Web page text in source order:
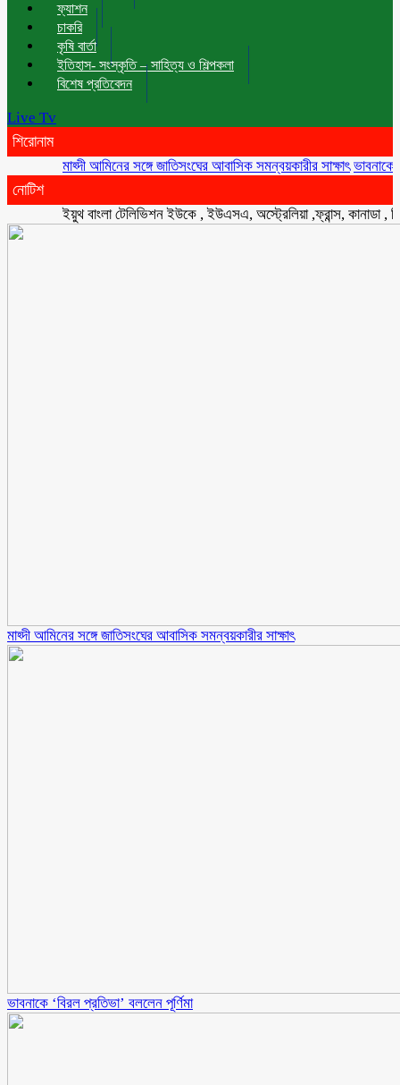
ফ্যাশন
চাকরি
কৃষি বার্তা
ইতিহাস- সংস্কৃতি – সাহিত্য ও শিল্পকলা
বিশেষ প্রতিবেদন
Live Tv
শিরোনাম
মাহ্দী আমিনের সঙ্গে জাতিসংঘের আবাসিক সমন্বয়কারীর সাক্ষাৎ ভাবনাকে ‘বিরল
নোটিশ
ইয়ুথ বাংলা টেলিভিশন ইউকে , ইউএসএ, অস্ট্রেলিয়া ,ফ্রান্স, কানাডা ,
মাহ্দী আমিনের সঙ্গে জাতিসংঘের আবাসিক সমন্বয়কারীর সাক্ষাৎ
ভাবনাকে ‘বিরল প্রতিভা’ বললেন পূর্ণিমা